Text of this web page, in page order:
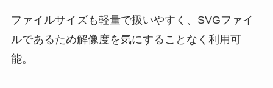
ファイルサイズも軽量で扱いやすく、SVGファイ
ルであるため解像度を気にすることなく利用可
能。